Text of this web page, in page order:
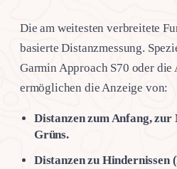
Die am weitesten verbreitete
basierte Distanzmessung.
Garmin Approach S70 oder
ermöglichen die Anzeige von:
Distanzen zum Anfang, zur
Grüns.
Distanzen zu Hindernissen